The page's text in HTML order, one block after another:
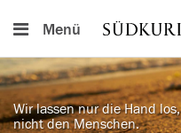
Menü
Wir lassen nur die Hand los,
nicht den Menschen.